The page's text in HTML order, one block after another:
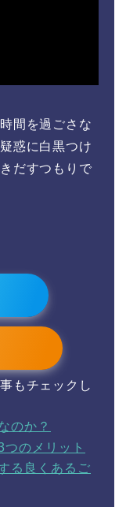
間を過ごさな
惑に白黒つけ
だすつもりで
もチェックし
のか？
のメリット
る良くあるご